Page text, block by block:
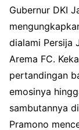
Gubernur DKI
dialami Persija
Arema FC.
pertandingan
emosinya
sambutannya
Pramono